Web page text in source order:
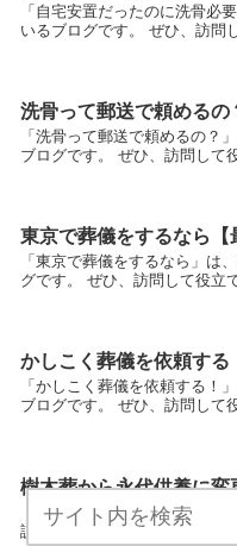
「自宅安置だったのに洗骨必
いるブログです。 ぜひ、訪
洗骨って郵送で頼めるの
「洗骨って郵送で頼めるの？
ブログです。 ぜひ、訪問して
東京で葬儀をするなら【
「東京で葬儀をするなら」は
グです。 ぜひ、訪問して役立
かしこく葬儀を依頼する
「かしこく葬儀を依頼する！
ブログです。 ぜひ、訪問して
樹木葬から永代供養に
「樹木葬から永代供養に変更
説明しているブログです。 ぜ